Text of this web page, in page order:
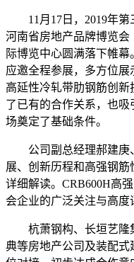
11月17日，2019年第
河南省房地产品牌博览会
际博览中心圆满落下帷
应邀全程参展，多方位展
高延性冷轧带肋钢筋创
了已有的合作关系，也
场奠定了基础条件。
公司副总经理郝建庚
展、创新历程和高强钢
详细解读。CRB600H高
会企业的广泛关注与高度
杭萧钢构、长垣艺隆
典等房地产公司及装配